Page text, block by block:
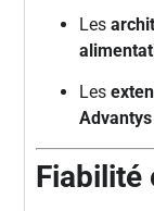
Les
Les
Fiabilité